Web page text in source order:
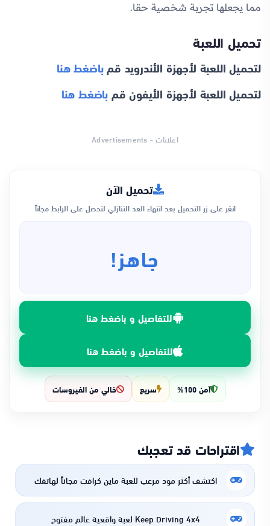
مما يجعلها تجربة شخصية حقا.
تحميل اللعبة
لتحميل اللعبة لأجهزة الأندرويد قم باضغط هنا
لتحميل اللعبة لأجهزة الأيفون قم باضغط هنا
اعلانات - Advertisements
تحميل الآن
انقر على زر التحميل بعد انتهاء العد التنازلي لتحصل على الرابط مجاناً
جاهز!
للتفاصيل و باضغط هنا
للتفاصيل و باضغط هنا
آمن 100% سريع خالي من الفيروسات
اقتراحات قد تعجبك
اكتشف أكثر مود مرعب للعبة ماين كرافت مجاناً لهاتفك
Keep Driving 4x4 لعبة واقعية عالم مفتوح